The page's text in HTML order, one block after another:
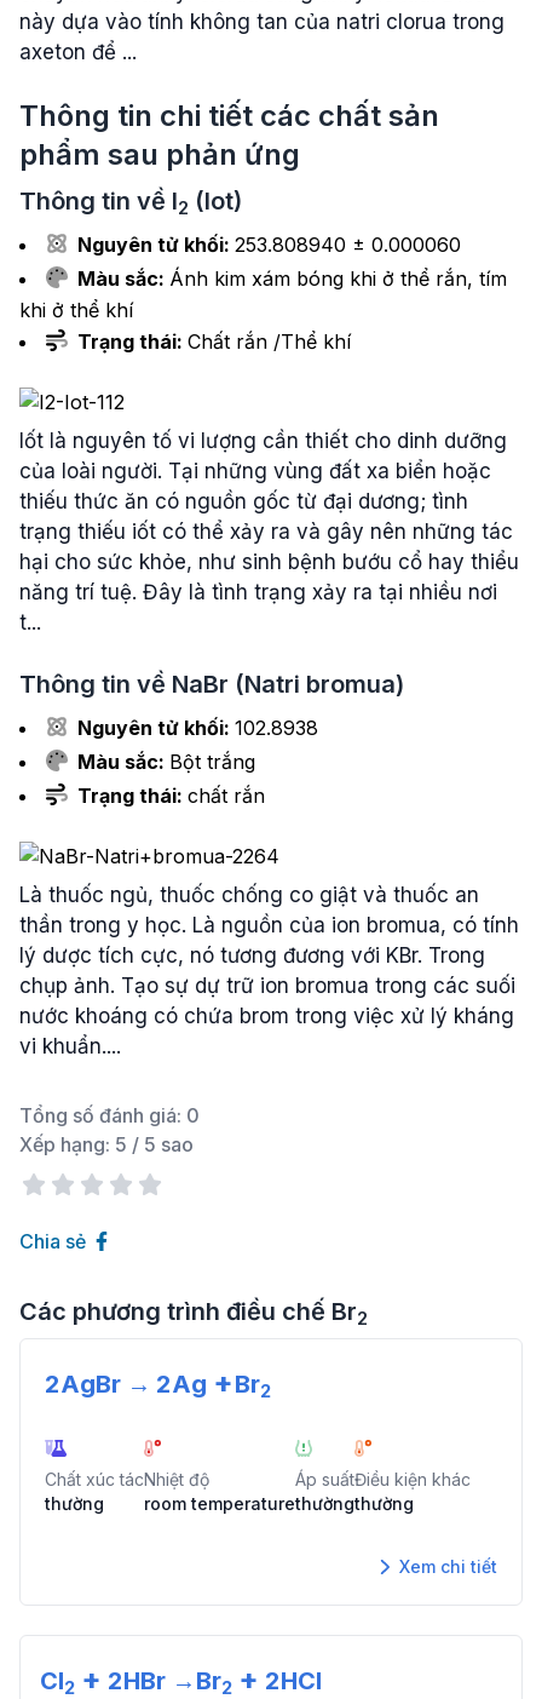
này dựa vào tính không tan của natri clorua trong
axeton để ...
Thông tin chi tiết các chất sản
phẩm sau phản ứng
Thông tin về I2 (Iot)
Nguyên tử khối: 253.808940 ± 0.000060
Màu sắc: Ánh kim xám bóng khi ở thể rắn, tím
khi ở thể khí
Trạng thái: Chất rắn /Thể khí
Iốt là nguyên tố vi lượng cần thiết cho dinh dưỡng
của loài người. Tại những vùng đất xa biển hoặc
thiếu thức ăn có nguồn gốc từ đại dương; tình
trạng thiếu iốt có thể xảy ra và gây nên những tác
hại cho sức khỏe, như sinh bệnh bướu cổ hay thiểu
năng trí tuệ. Đây là tình trạng xảy ra tại nhiều nơi
t...
Thông tin về NaBr (Natri bromua)
Nguyên tử khối: 102.8938
Màu sắc: Bột trắng
Trạng thái: chất rắn
Là thuốc ngủ, thuốc chống co giật và thuốc an
thần trong y học. Là nguồn của ion bromua, có tính
lý dược tích cực, nó tương đương với KBr. Trong
chụp ảnh. Tạo sự dự trữ ion bromua trong các suối
nước khoáng có chứa brom trong việc xử lý kháng
vi khuẩn....
Tổng số đánh giá: 0
Xếp hạng: 5 / 5 sao
Chia sẻ
Các phương trình điều chế Br2
2AgBr → 2Ag +Br2
Chất xúc tác
thường
Nhiệt độ
room temperature
Áp suất
thường
Điều kiện khác
thường
Xem chi tiết
Cl2 + 2HBr →Br2 + 2HCl